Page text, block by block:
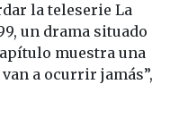
la teleserie La
un drama situado
muestra una
a ocurrir jamás”,